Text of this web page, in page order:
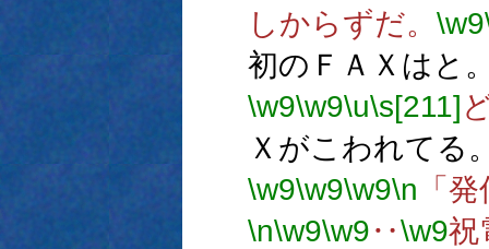
しからずだ。 \w9
初のＦＡＸはと
\w9\w9\u\s[211]
Ｘがこわれてる
\w9\w9\w9\n 「
\n\w9\w9‥\w9祝